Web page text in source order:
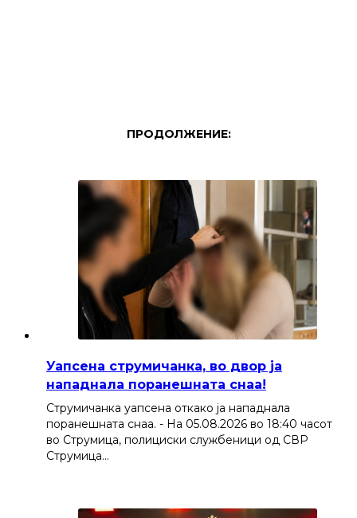
ПРОДОЛЖЕНИЕ:
Уапсена струмичанка, во двор ја
нападнала поранешната снаа!
Струмичанка уапсена откако ја нападнала
поранешната снаа. - На 05.08.2026 во 18:40 часот
во Струмица, полициски службеници од СВР
Струмица…